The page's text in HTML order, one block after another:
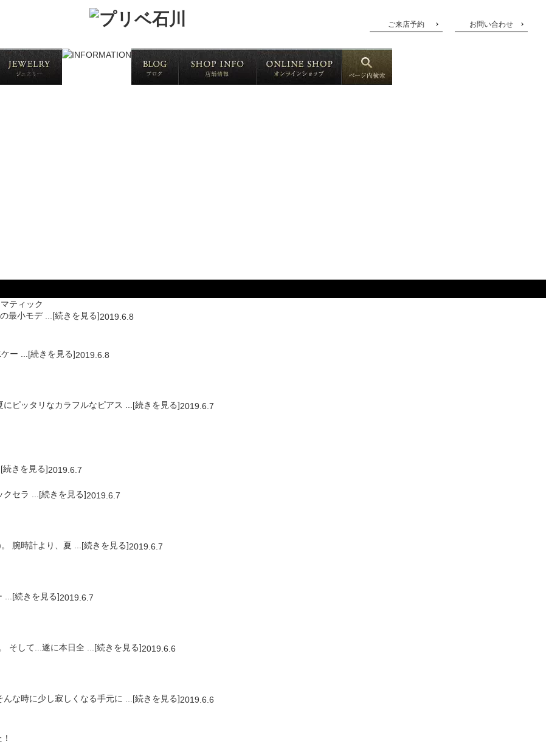
ご来店予約 お問い合わせ
ティック
最小モデ ...[続きを見る]2019.6.8
ー ...[続きを見る]2019.6.8
ピッタリなカラフルなピアス ...[続きを見る]2019.6.7
きを見る]2019.6.7
セラ ...[続きを見る]2019.6.7
腕時計より、夏 ...[続きを見る]2019.6.7
...[続きを見る]2019.6.7
そして...遂に本日全 ...[続きを見る]2019.6.6
な時に少し寂しくなる手元に ...[続きを見る]2019.6.6